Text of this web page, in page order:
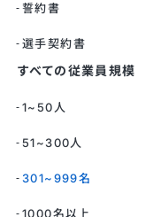
誓約書
選手契約書
すべての従業員規模
1~50人
51~300人
301~999名
1000名以上